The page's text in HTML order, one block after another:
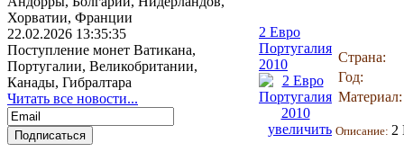
Хорватии, Франции
22.02.2026 13:35:35
Поступление монет Ватикана,
Португалии, Великобритании,
Канады, Гибралтара
Читать все новости...
2 Евро
Португалия
2010
увеличить
Страна:
Год:
Материал:
Описание: 2